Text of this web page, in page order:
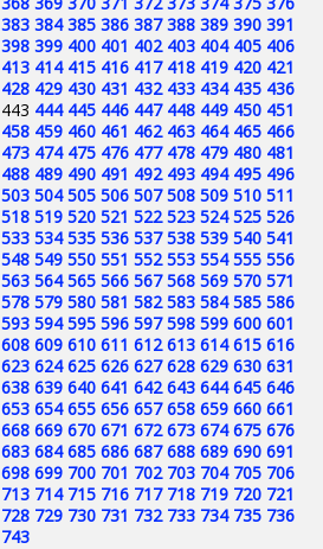
383 384 385 386 387 388 389 390 391
398 399 400 401 402 403 404 405 406
413 414 415 416 417 418 419 420 421
428 429 430 431 432 433 434 435 436
443 444 445 446 447 448 449 450 451
458 459 460 461 462 463 464 465 466
473 474 475 476 477 478 479 480 481
488 489 490 491 492 493 494 495 496
503 504 505 506 507 508 509 510 511
518 519 520 521 522 523 524 525 526
533 534 535 536 537 538 539 540 541
548 549 550 551 552 553 554 555 556
563 564 565 566 567 568 569 570 571
578 579 580 581 582 583 584 585 586
593 594 595 596 597 598 599 600 601
608 609 610 611 612 613 614 615 616
623 624 625 626 627 628 629 630 631
638 639 640 641 642 643 644 645 646
653 654 655 656 657 658 659 660 661
668 669 670 671 672 673 674 675 676
683 684 685 686 687 688 689 690 691
698 699 700 701 702 703 704 705 706
713 714 715 716 717 718 719 720 721
728 729 730 731 732 733 734 735 736
743